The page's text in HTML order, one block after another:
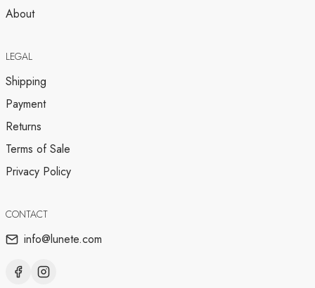
About
LEGAL
Shipping
Payment
Returns
Terms of Sale
Privacy Policy
CONTACT
info@lunete.com